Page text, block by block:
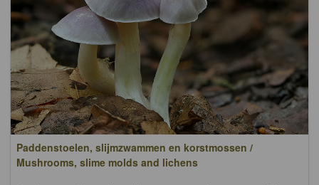
Paddenstoelen, slijmzwammen en korstmossen /
Mushrooms, slime molds and lichens